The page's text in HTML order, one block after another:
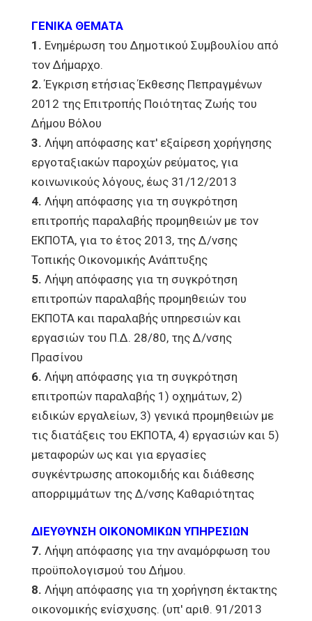
ΓΕΝΙΚΑ ΘΕΜΑΤΑ
1. Ενημέρωση του Δημοτικού Συμβουλίου από
τον Δήμαρχο.
2.Έγκριση ετήσιας Έκθεσης Πεπραγμένων
2012 της Επιτροπής Ποιότητας Ζωής του
Δήμου Βόλου
3. Λήψη απόφασης κατ' εξαίρεση χορήγησης
εργοταξιακών παροχών ρεύματος, για
κοινωνικούς λόγους, έως 31/12/2013
4. Λήψη απόφασης για τη συγκρότηση
επιτροπής παραλαβής προμηθειών με τον
ΕΚΠΟΤΑ, για το έτος 2013, της Δ/νσης
Τοπικής Οικονομικής Ανάπτυξης
5. Λήψη απόφασης για τη συγκρότηση
επιτροπών παραλαβής προμηθειών του
ΕΚΠΟΤΑ και παραλαβής υπηρεσιών και
εργασιών του Π.Δ. 28/80, της Δ/νσης
Πρασίνου
6. Λήψη απόφασης για τη συγκρότηση
επιτροπών παραλαβής 1) οχημάτων, 2)
ειδικών εργαλείων, 3) γενικά προμηθειών με
τις διατάξεις του ΕΚΠΟΤΑ, 4) εργασιών και 5)
μεταφορών ως και για εργασίες
συγκέντρωσης αποκομιδής και διάθεσης
απορριμμάτων της Δ/νσης Καθαριότητας
ΔΙΕΥΘΥΝΣΗ ΟΙΚΟΝΟΜΙΚΩΝ ΥΠΗΡΕΣΙΩΝ
7. Λήψη απόφασης για την αναμόρφωση του
προϋπολογισμού του Δήμου.
8. Λήψη απόφασης για τη χορήγηση έκτακτης
οικονομικής ενίσχυσης. (υπ' αριθ. 91/2013